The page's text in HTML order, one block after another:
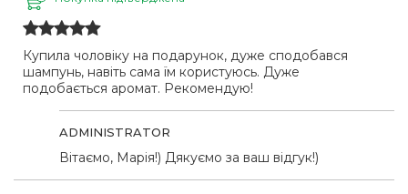
Купила чоловіку на подарунок, дуже сподобався
шампунь, навіть сама їм користуюсь. Дуже
подобається аромат. Рекомендую!
ADMINISTRATOR
Вітаємо, Марія!) Дякуємо за ваш відгук!)